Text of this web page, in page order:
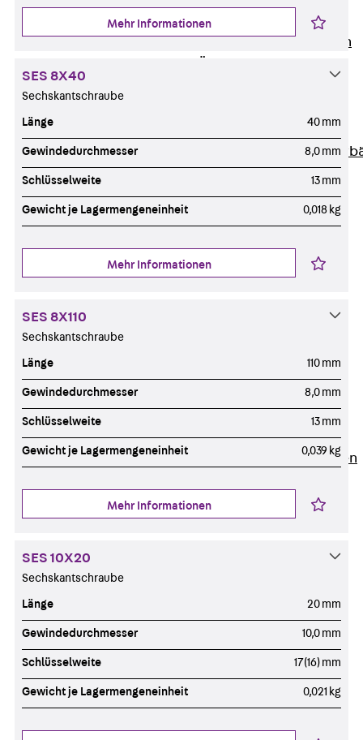
Unternehmen
Unternehmen
Unsere Geschichte
Mitgliedschaften &
Zurück Aktuelles
Kontakt
Zurück Karriere
Stellenausschreibungen
Benefits
Mehr Informationen
SES 8X40
Sechskantschraube
Länge 40 mm
Gewindedurchmesser 8,0 mm
Schlüsselweite 13 mm
Gewicht je Lagermengeneinheit 0,018 kg
Mehr Informationen
SES 8X110
Sechskantschraube
Länge 110 mm
Gewindedurchmesser 8,0 mm
Schlüsselweite 13 mm
Gewicht je Lagermengeneinheit 0,039 kg
Mehr Informationen
SES 10X20
Sechskantschraube
Länge 20 mm
Gewindedurchmesser 10,0 mm
Schlüsselweite 17(16) mm
Gewicht je Lagermengeneinheit 0,021 kg